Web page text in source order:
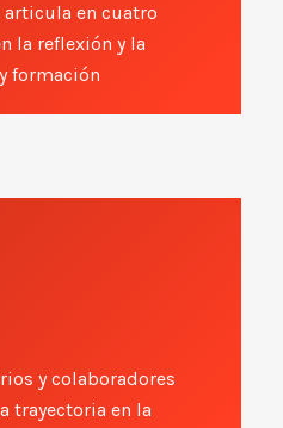
articula en cuatro
la reflexión y la
formación
y colaboradores
trayectoria en la